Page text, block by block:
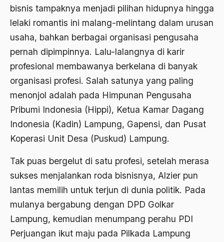
bisnis tampaknya menjadi pilihan hidupnya hingga
lelaki romantis ini malang-melintang dalam urusan
usaha, bahkan berbagai organisasi pengusaha
pernah dipimpinnya. Lalu-lalangnya di karir
profesional membawanya berkelana di banyak
organisasi profesi. Salah satunya yang paling
menonjol adalah pada Himpunan Pengusaha
Pribumi Indonesia (Hippi), Ketua Kamar Dagang
Indonesia (Kadin) Lampung, Gapensi, dan Pusat
Koperasi Unit Desa (Puskud) Lampung.
Tak puas bergelut di satu profesi, setelah merasa
sukses menjalankan roda bisnisnya, Alzier pun
lantas memilih untuk terjun di dunia politik. Pada
mulanya bergabung dengan DPD Golkar
Lampung, kemudian menumpang perahu PDI
Perjuangan ikut maju pada Pilkada Lampung
Ajaran AGama
Ajaran Agama Islam
ajaran kemasyarakatan
Ajengan SIngaparna
Akademi Betawi
Akademi Jakarta
Akbar tanjung
akhlak
Akhlaq
Aktivis
Aktivis Muda